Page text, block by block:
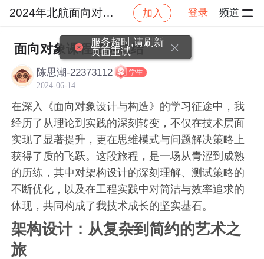
2024年北航面向对象设计与构造 加入 登录 频道
社区 2024年北航面向对象设计与构造
面向对象课程结课总结
陈思潮-22373112 学生
2024-06-14
在深入《面向对象设计与构造》的学习征途中，我
经历了从理论到实践的深刻转变，不仅在技术层面
实现了显著提升，更在思维模式与问题解决策略上
获得了质的飞跃。这段旅程，是一场从青涩到成熟
的历练，其中对架构设计的深刻理解、测试策略的
不断优化，以及在工程实践中对简洁与效率追求的
体现，共同构成了我技术成长的坚实基石。
架构设计：从复杂到简约的艺术之
旅
服务超时,请刷新
页面重试